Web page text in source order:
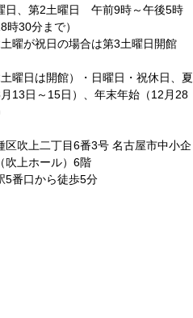
日、第2土曜日 午前9時～午後5時
時30分まで）
曜が祝日の場合は第3土曜日開館
曜日は開館）・日曜日・祝休日、夏
13日～15日）、年末年始（12月28
区吹上二丁目6番3号 名古屋市中小企
吹上ホール）6階
5番口から徒歩5分